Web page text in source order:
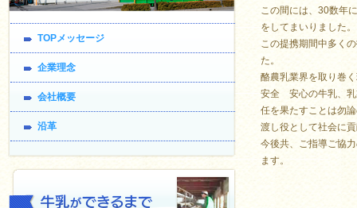
TOPメッセージ
企業理念
会社概要
沿革
この間には、30数年
をしてまいりました。
この提携期間中多く
た。
酪農乳業界を取り巻
安全 安心の牛乳、乳
任を果たすことは勿
渡し役として社会に
今後共、ご指導ご協
ます。